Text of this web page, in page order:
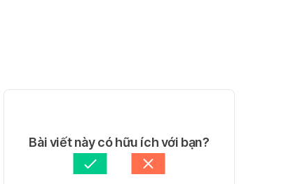
Bài viết này có hữu ích với bạn?